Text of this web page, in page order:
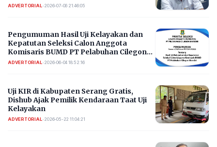
ADVERTORIAL•2026-07-06 21:46:05
Pengumuman Hasil Uji Kelayakan dan
Kepatutan Seleksi Calon Anggota
Komisaris BUMD PT Pelabuhan Cilegon
Mandiri
ADVERTORIAL•2026-06-04 18:52:16
Uji KIR di Kabupaten Serang Gratis,
Dishub Ajak Pemilik Kendaraan Taat Uji
Kelayakan
ADVERTORIAL•2026-05-22 11:04:21